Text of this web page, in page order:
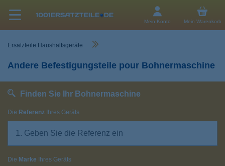
Mein Konto Mein Warenkorb
Ersatzteile Haushaltsgeräte
Andere Befestigungsteile pour Bohnermaschine
Finden Sie Ihr Bohnermaschine
Die Referenz Ihres Geräts
Die Marke Ihres Geräts